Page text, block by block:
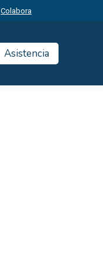
Colabora
Asistencia